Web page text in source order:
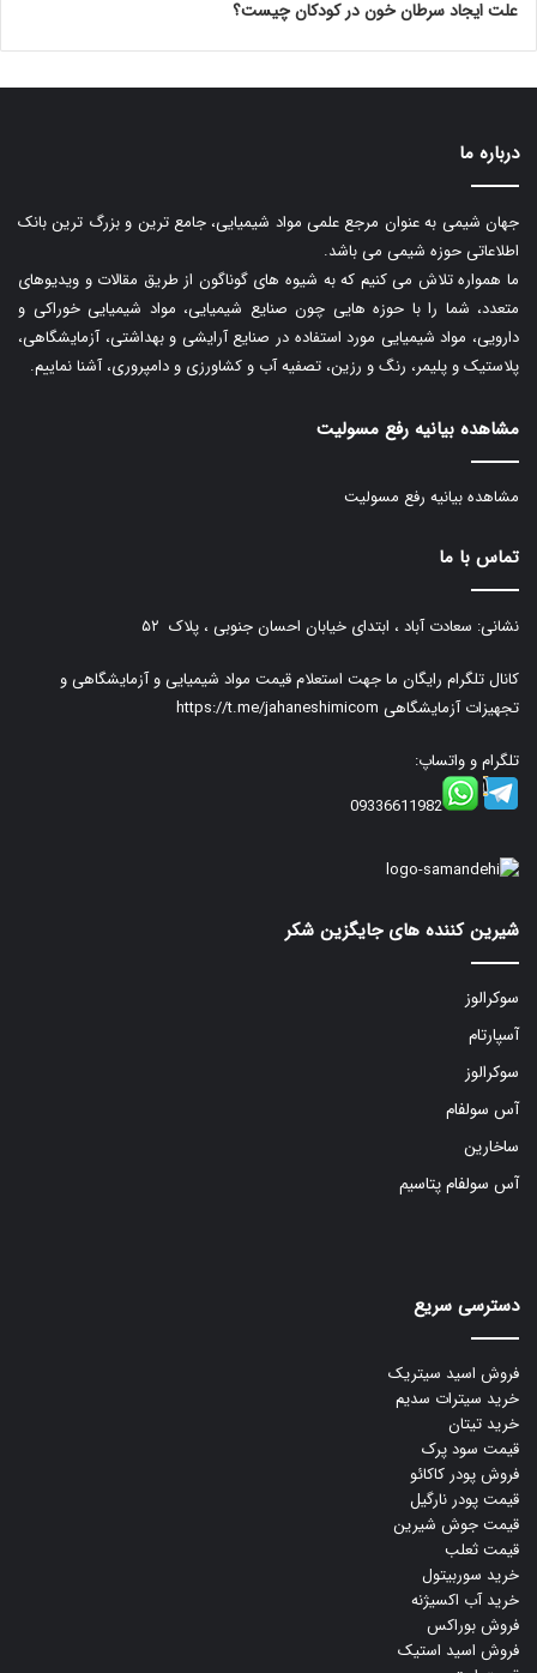
علت ایجاد سرطان خون در کودکان چیست؟
درباره ما
جهان شیمی به عنوان مرجع علمی مواد شیمیایی، جامع ترین و بزرگ ترین بانک
اطلاعاتی حوزه شیمی می باشد.
ما همواره تلاش می کنیم که به شیوه های گوناگون از طریق مقالات و ویدیوهای
متعدد، شما را با حوزه هایی چون صنایع شیمیایی، مواد شیمیایی خوراکی و
دارویی، مواد شیمیایی مورد استفاده در صنایع آرایشی و بهداشتی، آزمایشگاهی،
پلاستیک و پلیمر، رنگ و رزین، تصفیه آب و کشاورزی و دامپروری، آشنا نماییم.
مشاهده بیانیه رفع مسولیت
مشاهده بیانیه رفع مسولیت
تماس با ما
نشانی: سعادت آباد ، ابتدای خیابان احسان جنوبی ، پلاک ۵۲
کانال تلگرام رایگان ما جهت استعلام قیمت مواد شیمیایی و آزمایشگاهی و
تجهیزات آزمایشگاهی https://t.me/jahaneshimicom
تلگرام و واتساپ:
09336611982
شیرین کننده های جایگزین شکر
سوکرالوز
آسپارتام
سوکرالوز
آس سولفام
ساخارین
آس سولفام پتاسیم
دسترسی سریع
فروش اسید سیتریک
خرید سیترات سدیم
خرید تیتان
قیمت سود پرک
فروش پودر کاکائو
قیمت پودر نارگیل
قیمت جوش شیرین
قیمت ثعلب
خرید سوربیتول
خرید آب اکسیژنه
فروش بوراکس
فروش اسید استیک